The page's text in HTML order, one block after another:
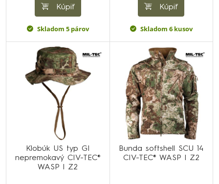
Kúpiť
Skladom 5 párov
Kúpiť
Skladom 6 kusov
Klobúk US typ GI
nepremokavý CIV-TEC®
WASP I Z2
Bunda softshell SCU 14
CIV-TEC® WASP I Z2